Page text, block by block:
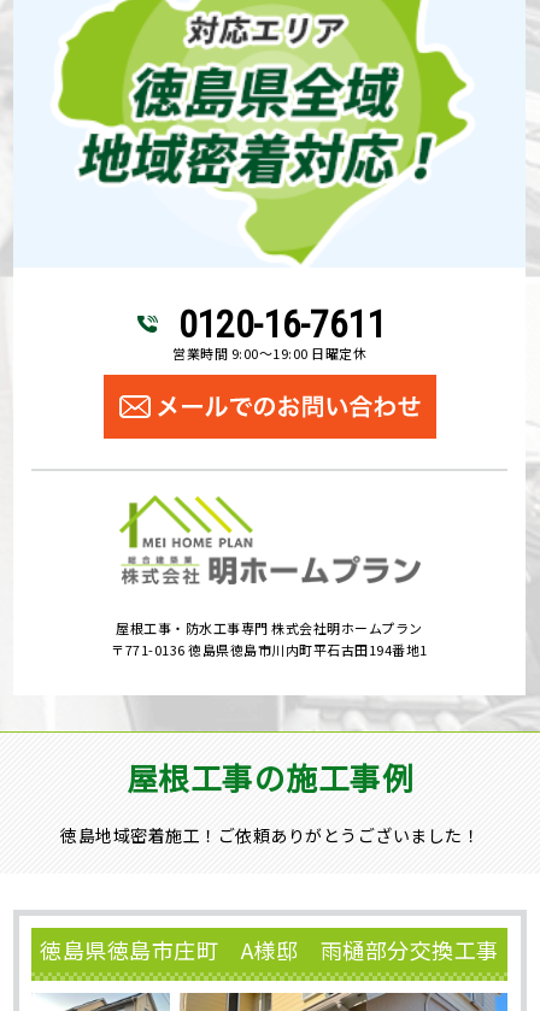
0120-16-7611
営業時間 9:00～19:00 日曜定休
屋根工事・防水工事専門 株式会社明ホームプラン
〒771-0136 徳島県徳島市川内町平石古田194番地1
屋根工事の施工事例
徳島地域密着施工！ご依頼ありがとうございました！
徳島県徳島市庄町 A様邸 雨樋部分交換工事